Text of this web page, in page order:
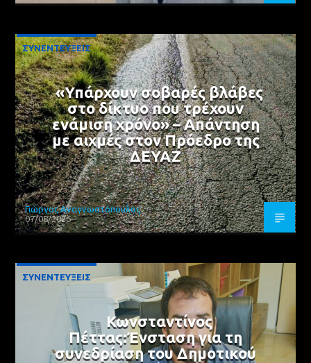
ΣΥΝΕΝΤΕΥΞΕΙΣ
«Υπάρχουν σοβαρές βλάβες
στο δίκτυο που τρέχουν
ενάμιση χρόνο» – Απάντηση
με αιχμές στον Πρόεδρο της
ΔΕΥΑΖ
Γιώργος Αναγνωστόπουλος
07/08/2026
ΣΥΝΕΝΤΕΥΞΕΙΣ
Κωνσταντίνος
Πέττας:Ένσταση για τη
συνεδρίαση του Δημοτικού